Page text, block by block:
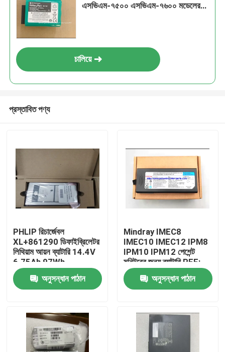
বাড়ি
পণ্য
ভিডিও
এসভিএম-৭৫০০ এসভিএম-৭৬০০ মডেলের
চালিয়ে
প্রস্তাবিত পণ্য
PHLIP রিচার্জেবল
XL+861290 ডিফাইব্রিলেটর
লিথিয়াম আয়ন ব্যাটারি 14.4V
6.75Ah 97Wh
অনুসন্ধান পাঠান
Mindray IMEC8
IMEC10 IMEC12 IPM8
IPM10 IPM12 পেশেন্ট
মনিটরের জন্য ব্যাটারি REF:
LI13I001A
অনুসন্ধান পাঠান